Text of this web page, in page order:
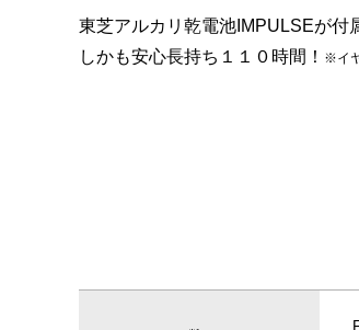
東芝アルカリ乾電池IMPULSEが付
しかも安心長持ち１１０時間！ ※イ